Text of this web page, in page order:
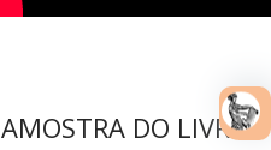
AMOSTRA DO LIVRO